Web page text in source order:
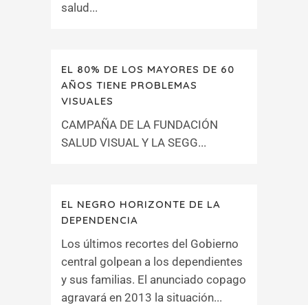
salud...
EL 80% DE LOS MAYORES DE 60
AÑOS TIENE PROBLEMAS
VISUALES
CAMPAÑA DE LA FUNDACIÓN
SALUD VISUAL Y LA SEGG...
EL NEGRO HORIZONTE DE LA
DEPENDENCIA
Los últimos recortes del Gobierno
central golpean a los dependientes
y sus familias. El anunciado copago
agravará en 2013 la situación...